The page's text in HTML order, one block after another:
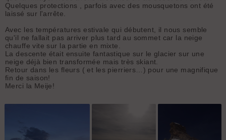
Quelques protections , parfois avec des mousquetons ont été
laissé sur l'arrête.
Avec les températures estivale qui débutent, il nous semble
qu'il ne fallait pas arriver plus tard au sommet car la neige
chauffe vite sur la partie en mixte.
La descente était ensuite fantastique sur le glacier sur une
neige déjà bien transformée mais très skiant.
Retour dans les fleurs ( et les pierriers…) pour une magnifique
fin de saison!
Merci la Meije!